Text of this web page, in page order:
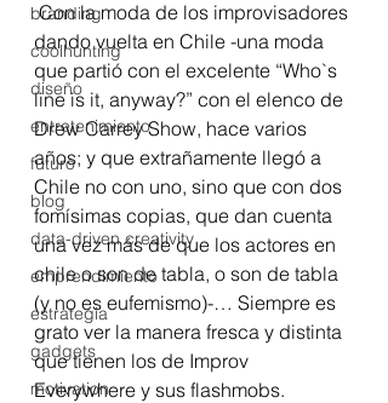
branding
coolhunting
diseño
entretenimiento
futuro
blog
data-driven creativity
emprendimiento
estrategia
gadgets
motivation
Con la moda de los improvisadores
dando vuelta en Chile -una moda
que partió con el excelente “Who`s
line is it, anyway?” con el elenco de
Drew Carrey Show, hace varios
años; y que extrañamente llegó a
Chile no con uno, sino que con dos
fomísimas copias, que dan cuenta
una vez más de que los actores en
chile o son de tabla, o son de tabla
(y no es eufemismo)-… Siempre es
grato ver la manera fresca y distinta
que tienen los de Improv
Everywhere y sus flashmobs.